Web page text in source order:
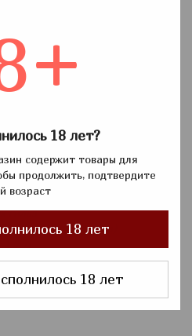
18 лет?
содержит товары для
продолжить, подтвердите
возраст
18 лет
18 лет
подходит именно Вам.
это проверенный бренд
сигаретной бумаги с
дизайне. Не рвутся
фильтр 15мм имеют высокий
гильз
сигарета)